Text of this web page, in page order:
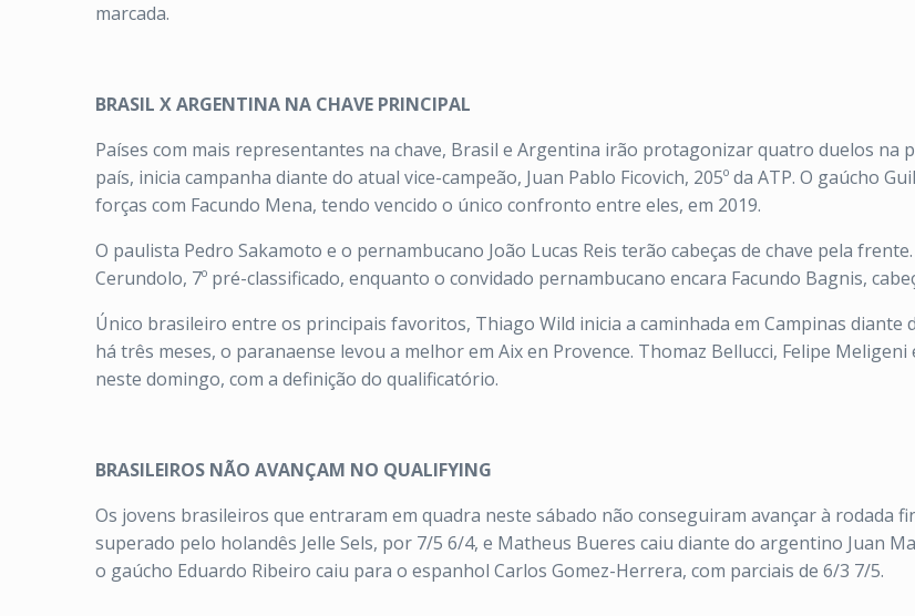
marcada.
BRASIL X ARGENTINA NA CHAVE PRINCIPAL
Países com mais representantes na chave, Brasil e Argentina irão protagonizar quatro duelos na
país, inicia campanha diante do atual vice-campeão, Juan Pablo Ficovich, 205º da ATP. O gaúcho
forças com Facundo Mena, tendo vencido o único confronto entre eles, em 2019.
O paulista Pedro Sakamoto e o pernambucano João Lucas Reis terão cabeças de chave pela
Cerundolo, 7º pré-classificado, enquanto o convidado pernambucano encara Facundo Bagnis,
Único brasileiro entre os principais favoritos, Thiago Wild inicia a caminhada em Campinas
há três meses, o paranaense levou a melhor em Aix en Provence. Thomaz Bellucci, Felipe
neste domingo, com a definição do qualificatório.
BRASILEIROS NÃO AVANÇAM NO QUALIFYING
Os jovens brasileiros que entraram em quadra neste sábado não conseguiram avançar à rodada
superado pelo holandês Jelle Sels, por 7/5 6/4, e Matheus Bueres caiu diante do argentino Juan
o gaúcho Eduardo Ribeiro caiu para o espanhol Carlos Gomez-Herrera, com parciais de 6/3 7/5.